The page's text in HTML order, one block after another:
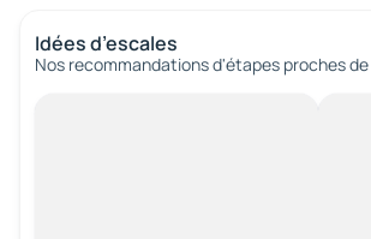
Idées d’escales
Nos recommandations d'étapes proches de